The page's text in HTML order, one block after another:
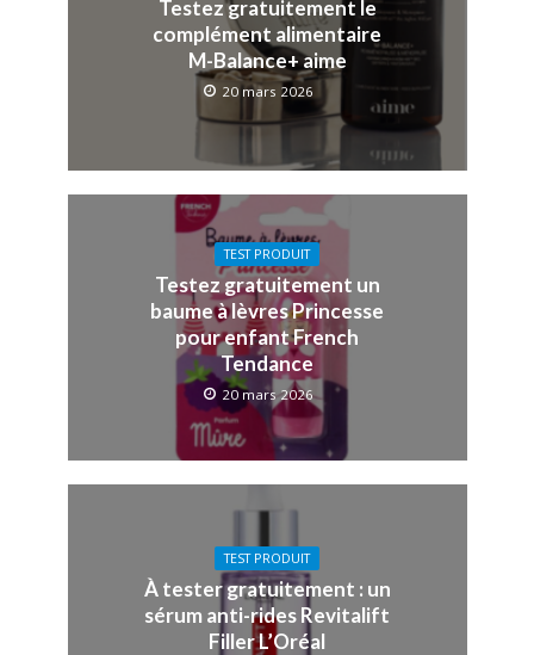
Testez gratuitement le
complément alimentaire
M-Balance+ aime
20 mars 2026
TEST PRODUIT
Testez gratuitement un
baume à lèvres Princesse
pour enfant French
Tendance
20 mars 2026
TEST PRODUIT
À tester gratuitement : un
sérum anti-rides Revitalift
Filler L’Oréal